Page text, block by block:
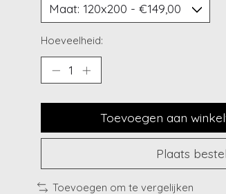
Hoeveelheid:
Toevoegen aan
Plaats
Toevoegen om te vergelijken